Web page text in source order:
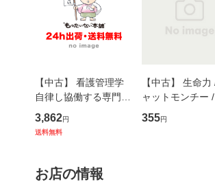
【中古】 看護管理学
自律し協働する専門職
の看護マネジメントス
キル 改訂第3版 (看護
堂 [単行
3,862円
送料無料
【中古】 生命力
ャットモンチー /
ーンレコード [CD]
【メール便送料
355円
お店の情報